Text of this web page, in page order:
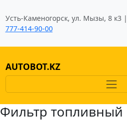
Усть-Каменогорск, ул. Мызы, 8 к3 |
777-414-90-00
AUTOBOT.KZ
Фильтр топливный